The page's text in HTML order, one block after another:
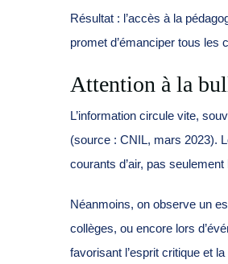
Résultat : l’accès à la
promet d’émanciper tous les
Attention à la
L’information circule vite,
(source : CNIL, mars 2023).
courants d’air, pas
Néanmoins, on observe un
collèges, ou encore lors
favorisant l’esprit critique et